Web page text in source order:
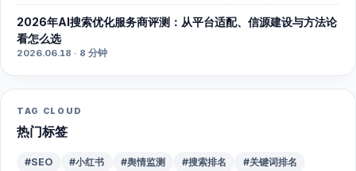
2026年AI搜索优化服务商评测：从平台适配、信源建设与方法论
看怎么选
2026.06.18 · 8 分钟
TAG CLOUD
热门标签
#SEO #小红书 #舆情监测 #搜索排名
#关键词排名